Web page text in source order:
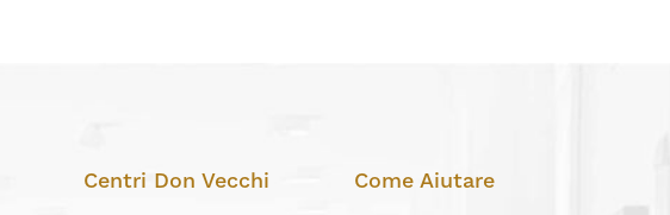
Centri Don Vecchi Come Aiutare